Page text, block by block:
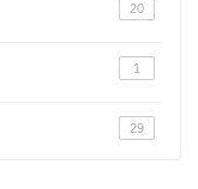
20
1
29